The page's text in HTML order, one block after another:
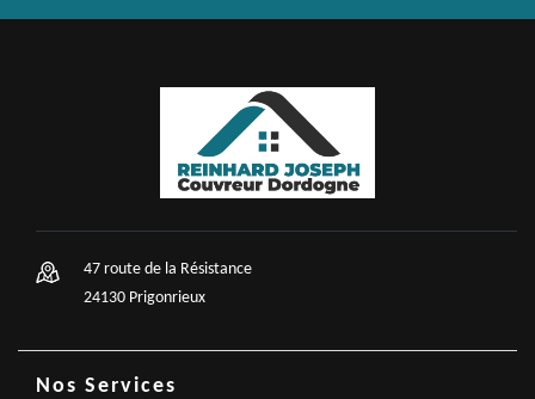
47 route de la Résistance
24130 Prigonrieux
Nos Services